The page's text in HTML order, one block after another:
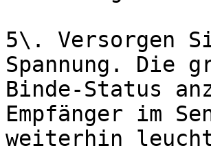
5\. Versorgen
Spannung. Die
Binde-Status
Empfänger im
weiterhin